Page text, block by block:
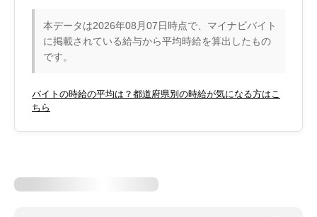
本データは2026年08月07日時点で、マイナビバイト
に掲載されている給与から平均時給を算出したもの
です。
バイトの時給の平均は？都道府県別の時給が気になる方はこ
ちら